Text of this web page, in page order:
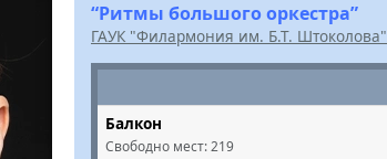
“Ритмы большого оркестра”
ГАУК "Филармония им. Б.Т. Штоколова"
Балкон
Свободно мест: 219